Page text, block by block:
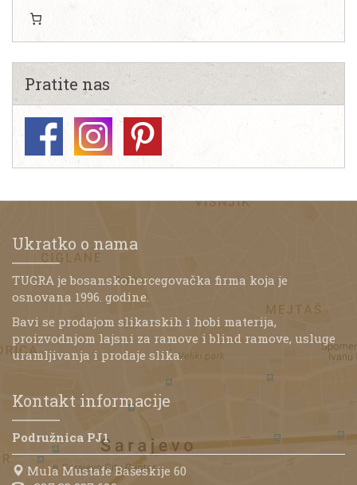
Pratite nas
Ukratko o nama
TUGRA je bosanskohercegovačka firma koja je
osnovana 1996. godine.
Bavi se prodajom slikarskih i hobi materija,
proizvodnjom lajsni za ramove i blind ramove, usluge
uramljivanja i prodaje slika.
Kontakt informacije
Podružnica PJ1
Mula Mustafe Bašeskije 60